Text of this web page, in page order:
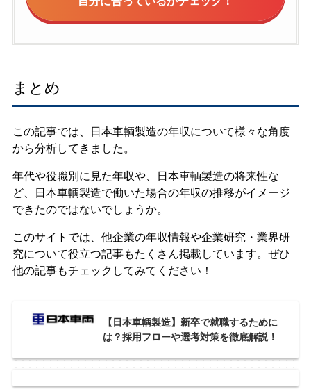
まとめ
この記事では、日本車輌製造の年収について様々な角度
から分析してきました。
年代や役職別に見た年収や、日本車輌製造の将来性な
ど、日本車輌製造で働いた場合の年収の推移がイメージ
できたのではないでしょうか。
このサイトでは、他企業の年収情報や企業研究・業界研
究について役立つ記事もたくさん掲載しています。ぜひ
他の記事もチェックしてみてください！
【日本車輌製造】新卒で就職するために
は？採用フローや選考対策を徹底解説！